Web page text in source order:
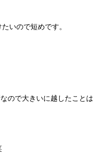
いので短めです。
ので大きいに越したことは